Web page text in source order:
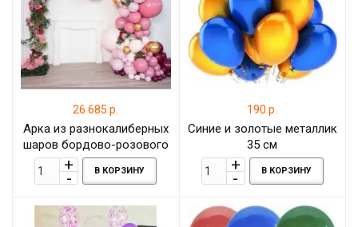
26 685 р.
Арка из разнокалиберных
шаров бордово-розового
цвета с бутонами цветов,
7 метровВ КОРЗИНУ
190 р.
Синие и золотые металлик
35 см
В КОРЗИНУ